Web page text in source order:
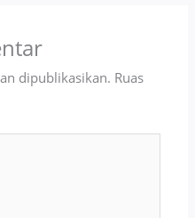
dipublikasikan. Ruas